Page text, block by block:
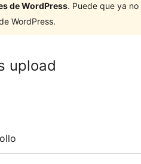
de WordPress. Puede que ya
WordPress.
upload